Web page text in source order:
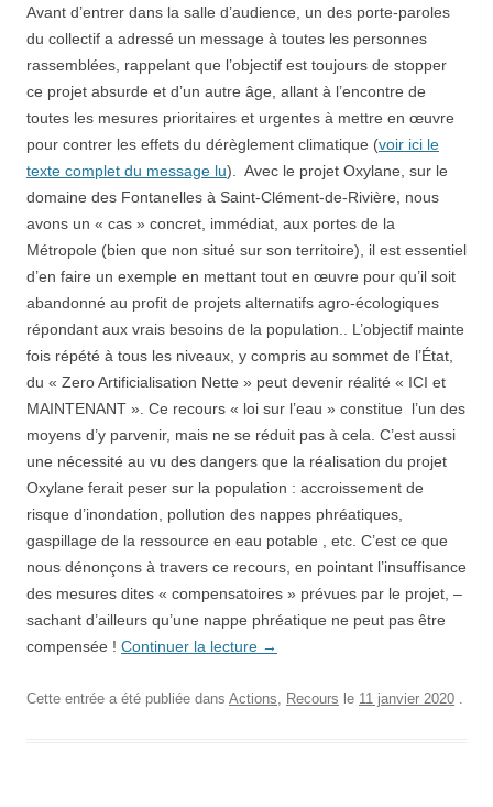
Avant d’entrer dans la salle d’audience, un des porte-paroles
du collectif a adressé un message à toutes les personnes
rassemblées, rappelant que l’objectif est toujours de stopper
ce projet absurde et d’un autre âge, allant à l’encontre de
toutes les mesures prioritaires et urgentes à mettre en œuvre
pour contrer les effets du dérèglement climatique (voir ici le
texte complet du message lu). Avec le projet Oxylane, sur le
domaine des Fontanelles à Saint-Clément-de-Rivière, nous
avons un « cas » concret, immédiat, aux portes de la
Métropole (bien que non situé sur son territoire), il est essentiel
d’en faire un exemple en mettant tout en œuvre pour qu’il soit
abandonné au profit de projets alternatifs agro-écologiques
répondant aux vrais besoins de la population.. L’objectif mainte
fois répété à tous les niveaux, y compris au sommet de l’État,
du « Zero Artificialisation Nette » peut devenir réalité « ICI et
MAINTENANT ». Ce recours « loi sur l’eau » constitue l’un des
moyens d’y parvenir, mais ne se réduit pas à cela. C’est aussi
une nécessité au vu des dangers que la réalisation du projet
Oxylane ferait peser sur la population : accroissement de
risque d’inondation, pollution des nappes phréatiques,
gaspillage de la ressource en eau potable , etc. C’est ce que
nous dénonçons à travers ce recours, en pointant l’insuffisance
des mesures dites « compensatoires » prévues par le projet, –
sachant d’ailleurs qu’une nappe phréatique ne peut pas être
compensée ! Continuer la lecture →
Cette entrée a été publiée dans Actions, Recours le 11 janvier 2020 .